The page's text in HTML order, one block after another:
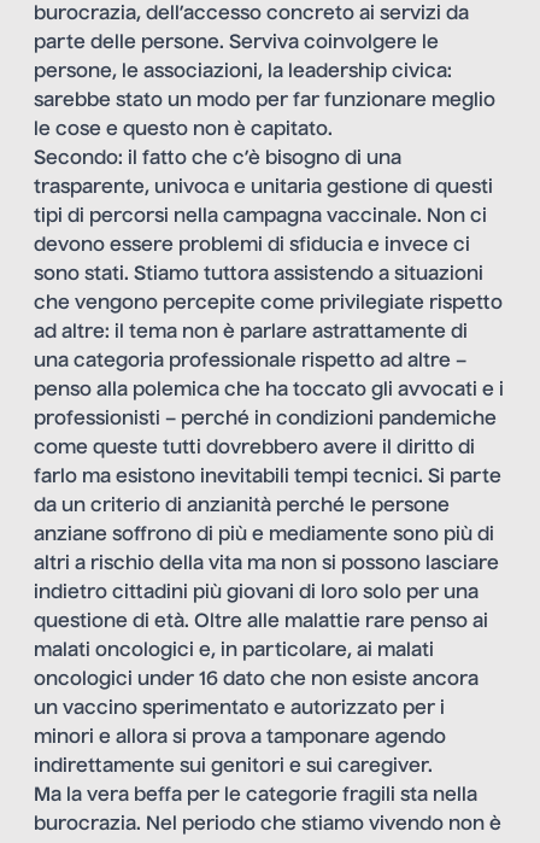
burocrazia, dell’accesso concreto ai servizi da
parte delle persone. Serviva coinvolgere le
persone, le associazioni, la leadership civica:
sarebbe stato un modo per far funzionare meglio
le cose e questo non è capitato.
Secondo: il fatto che c’è bisogno di una
trasparente, univoca e unitaria gestione di questi
tipi di percorsi nella campagna vaccinale. Non ci
devono essere problemi di sfiducia e invece ci
sono stati. Stiamo tuttora assistendo a situazioni
che vengono percepite come privilegiate rispetto
ad altre: il tema non è parlare astrattamente di
una categoria professionale rispetto ad altre –
penso alla polemica che ha toccato gli avvocati e i
professionisti – perché in condizioni pandemiche
come queste tutti dovrebbero avere il diritto di
farlo ma esistono inevitabili tempi tecnici. Si parte
da un criterio di anzianità perché le persone
anziane soffrono di più e mediamente sono più di
altri a rischio della vita ma non si possono lasciare
indietro cittadini più giovani di loro solo per una
questione di età. Oltre alle malattie rare penso ai
malati oncologici e, in particolare, ai malati
oncologici under 16 dato che non esiste ancora
un vaccino sperimentato e autorizzato per i
minori e allora si prova a tamponare agendo
indirettamente sui genitori e sui caregiver.
Ma la vera beffa per le categorie fragili sta nella
burocrazia. Nel periodo che stiamo vivendo non è